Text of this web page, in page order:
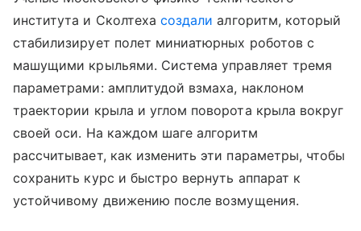
института и Сколтехасоздали алгоритм, который
стабилизирует полет миниатюрных роботов с
машущими крыльями. Система управляет тремя
параметрами: амплитудой взмаха, наклоном
траектории крыла и углом поворота крыла вокруг
своей оси. На каждом шаге алгоритм
рассчитывает, как изменить эти параметры, чтобы
сохранить курс и быстро вернуть аппарат к
устойчивому движению после возмущения.